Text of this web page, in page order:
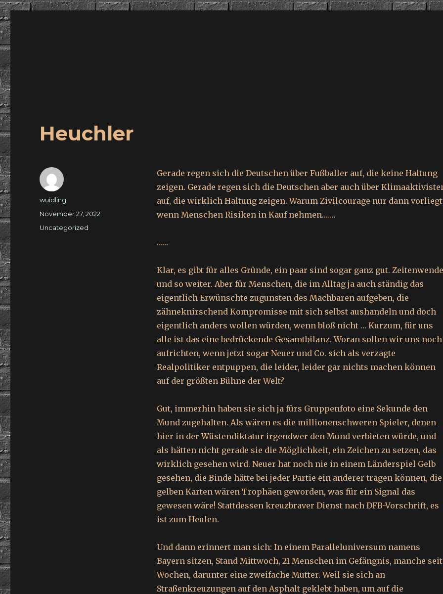
Heuchler
Gerade regen sich die Deutschen über Fußballer auf, die keine Haltung
zeigen. Gerade regen sich die Deutschen aber auch über
auf, die wirklich Haltung zeigen. Warum Zivilcourage nur dann
wenn Menschen Risiken in Kauf nehmen.……
……
Klar, es gibt für alles Gründe, ein paar sind sogar ganz gut. Zeitenwende
und so weiter. Aber für Menschen, die im Alltag ja auch ständig das
eigentlich Erwünschte zugunsten des Machbaren aufgeben, die
zähneknirschend Kompromisse mit sich selbst aushandeln und doch
eigentlich anders wollen würden, wenn bloß nicht … Kurzum, für uns
alle ist das eine bedrückende Gesamtbilanz. Woran sollen wir uns noch
aufrichten, wenn jetzt sogar Neuer und Co. sich als verzagte
Realpolitiker entpuppen, die leider, leider gar nichts machen können
auf der größten Bühne der Welt?
Gut, immerhin haben sie sich ja fürs Gruppenfoto eine Sekunde den
Mund zugehalten. Als wären es die millionenschweren Spieler, denen
hier in der Wüstendiktatur irgendwer den Mund verbieten würde, und
als hätten nicht gerade sie die Möglichkeit, ein Zeichen zu setzen, das
wirklich gesehen wird. Neuer hat noch nie in einem Länderspiel Gelb
gesehen, die Binde hätte bei jeder Partie ein anderer tragen können, die
gelben Karten wären Trophäen geworden, was für ein Signal das
gewesen wäre! Stattdessen kreuzbraver Dienst nach DFB-Vorschrift, es
ist zum Heulen.
Und dann erinnert man sich: In einem Paralleluniversum namens
Bayern sitzen, Stand Mittwoch, 21 Menschen im Gefängnis, manche seit
Wochen, darunter eine zweifache Mutter. Weil sie sich an
Straßenkreuzungen auf den Asphalt geklebt haben, um auf die
Autor
wuidling
Veröffentlicht
November 27, 2022
Kategorien
Uncategorized